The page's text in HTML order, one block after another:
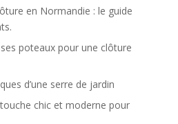
en Normandie : le guide
poteaux pour une clôture
d’une serre de jardin
chic et moderne pour